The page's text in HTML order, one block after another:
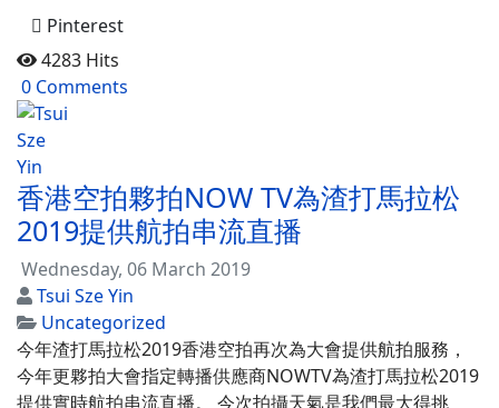
Pinterest
4283 Hits
0 Comments
香港空拍夥拍NOW TV為渣打馬拉松
2019提供航拍串流直播
Wednesday, 06 March 2019
Tsui Sze Yin
Uncategorized
今年渣打馬拉松2019香港空拍再次為大會提供航拍服務，
今年更夥拍大會指定轉播供應商NOWTV為渣打馬拉松2019
提供實時航拍串流直播。 今次拍攝天氣是我們最大得挑